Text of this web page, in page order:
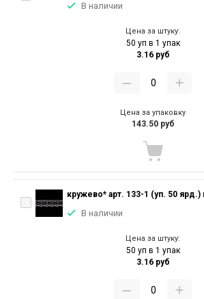
В наличии
Цена за штуку:
50 уп в 1 упак
3.16 руб
Цена за упаковку
143.50 руб
кружево* арт. 133-1 (уп. 50
В наличии
Цена за штуку:
50 уп в 1 упак
3.16 руб